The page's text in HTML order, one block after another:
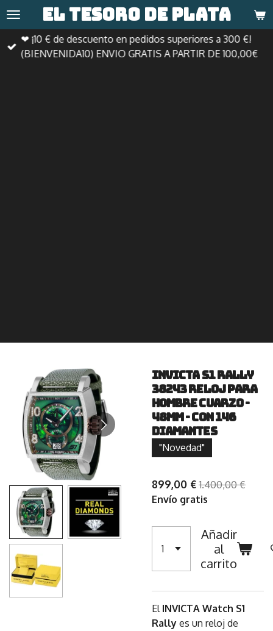
Ir
al
contenido
principal
El tesoro de plata
❤ ¡10 € de descuento en pedidos superiores a 300 €!
(BIENVENIDA10) ENVIO GRATIS A PARTIR DE 100,00€
INVICTA S1 Rally
38243 Reloj para
Hombre Cuarzo -
48mm - con 146
Diamantes
"Novedad"
899,00 €1.400,00 €
Envío gratis
Añadir
al
carrito
El INVICTA Watch S1
Rally es un reloj de